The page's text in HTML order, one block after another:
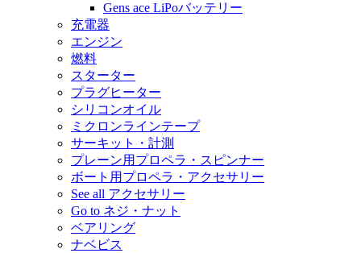
Gens ace LiPoバッテリー
充電器
エンジン
燃料
スターター
プラグヒーター
シリコンオイル
ミクロンラインテープ
サーキット・計測
プレーン用プロペラ・スピンナー
ボート用プロペラ・アクセサリー
See all アクセサリー
Go to ネジ・ナット
ベアリング
ナベビス